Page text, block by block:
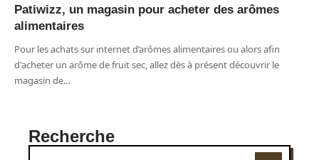
Patiwizz, un magasin pour acheter des arômes
alimentaires
Pour les achats sur internet d’arômes alimentaires ou alors afin
d'acheter un arôme de fruit sec, allez dès à présent découvrir le
magasin de…
Recherche